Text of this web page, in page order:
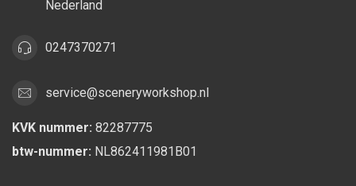
Nederland
0247370271
service@sceneryworkshop.nl
KVK nummer: 82287775
btw-nummer: NL862411981B01